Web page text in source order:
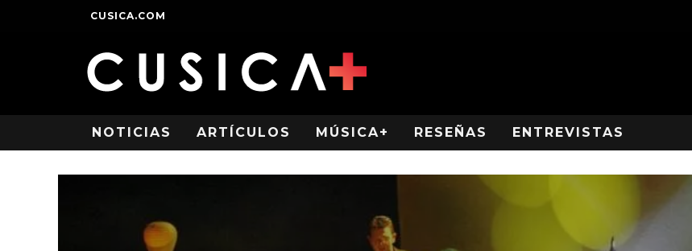
CUSICA.COM
NOTICIAS ARTÍCULOS MÚSICA+ RESEÑAS ENTREVISTAS